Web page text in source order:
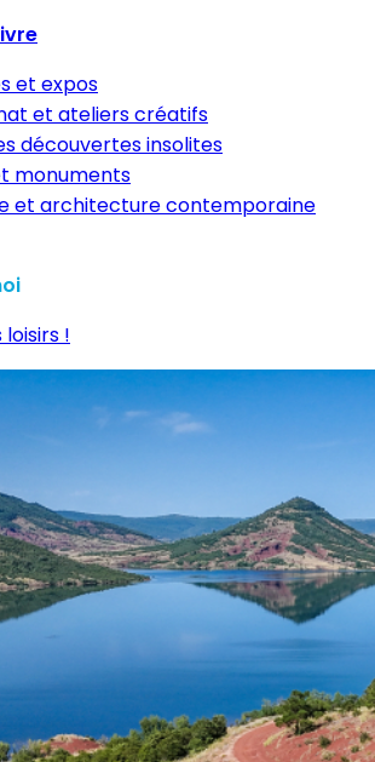
et expos
et ateliers créatifs
découvertes insolites
monuments
et architecture contemporaine
!